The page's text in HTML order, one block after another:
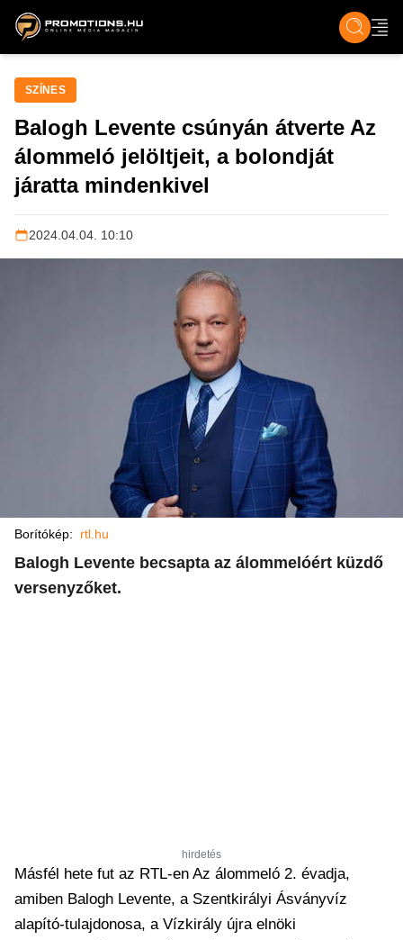
ZENE, FILM & KULT ÉLET TECH &
SZÍNES
Balogh Levente csúnyán átverte Az
álommeló jelöltjeit, a bolondját
járatta mindenkivel
2024.04.04. 10:10
Borítókép: rtl.hu
Balogh Levente becsapta az álommelóért küzdő
versenyzőket.
hirdetés
Másfél hete fut az RTL-en Az álommeló 2. évadja,
amiben Balogh Levente, a Szentkirályi Ásványvíz
alapító-tulajdonosa, a Vízkirály újra elnöki